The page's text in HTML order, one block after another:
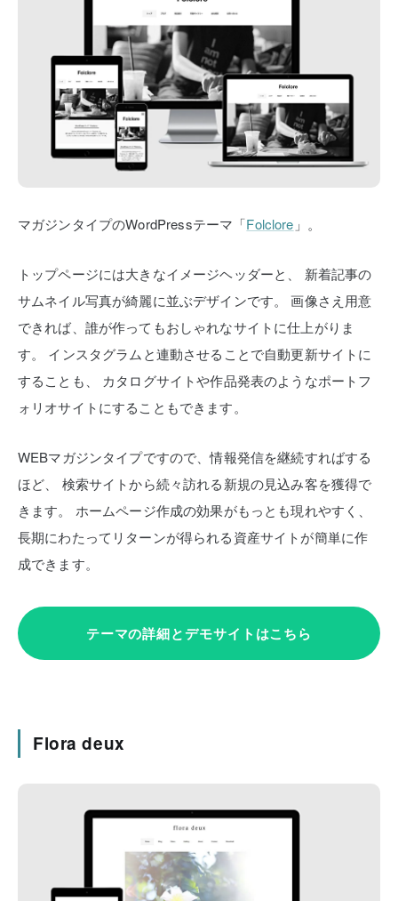
マガジンタイプのWordPressテーマ「Folclore 」。
トップページには大きなイメージヘッダーと、
新着記事の
サムネイル写真が綺麗に並ぶデザインです。
画像さえ用意
できれば、誰が作ってもおしゃれなサイトに仕上がりま
す。
インスタグラムと連動させることで自動更新サイトに
することも、
カタログサイトや作品発表のようなポートフ
ォリオサイトにすることもできます。
WEBマガジンタイプですので、情報発信を継続すればする
ほど、
検索サイトから続々訪れる新規の見込み客を獲得で
きます。
ホームページ作成の効果がもっとも現れやすく、
長期にわたってリターンが得られる資産サイトが簡単に作
成できます。
テーマの詳細とデモサイトはこちら
Flora deux